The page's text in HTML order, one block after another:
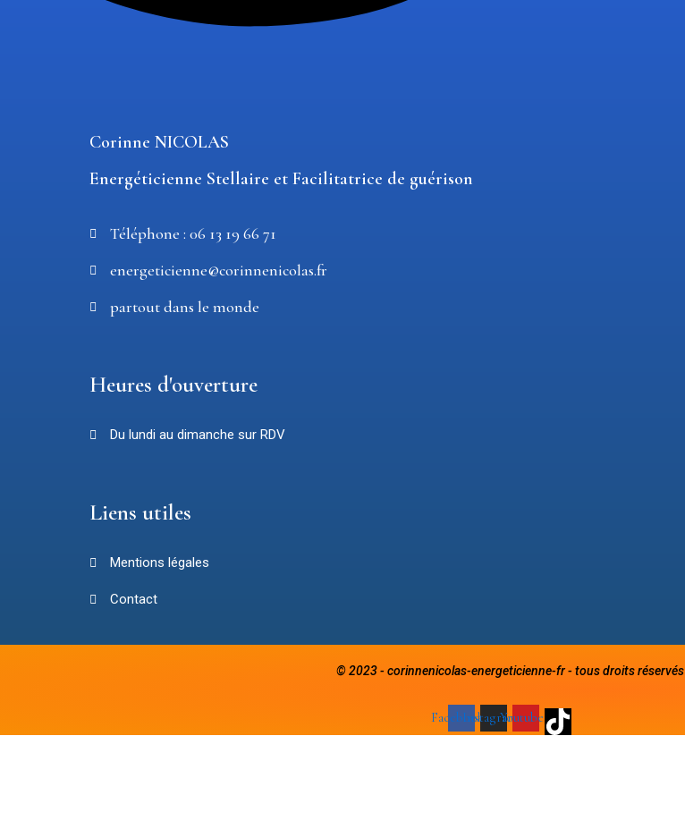
Corinne NICOLAS
Energéticienne Stellaire et Facilitatrice de guérison
Téléphone : 06 13 19 66 71
energeticienne@corinnenicolas.fr
partout dans le monde
Heures d'ouverture
Du lundi au dimanche sur RDV
Liens utiles
Mentions légales
Contact
© 2023 - corinnenicolas-energeticienne-fr - tous droits réservés
FacebookInstagramYoutube